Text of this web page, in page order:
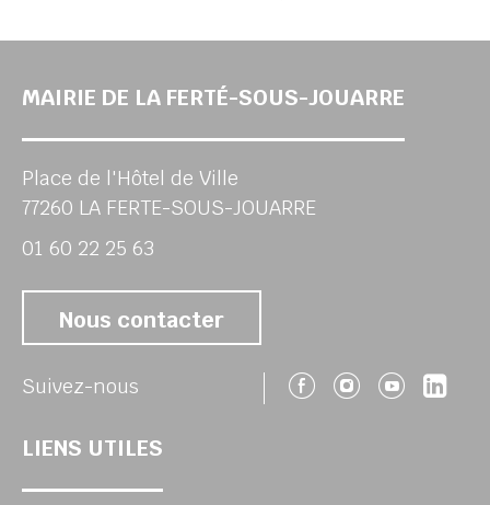
MAIRIE DE LA FERTÉ-SOUS-JOUARRE
Place de l'Hôtel de Ville
77260 LA FERTE-SOUS-JOUARRE
01 60 22 25 63
Nous contacter
Suivez-nous Suivez-nous
Suivez-
LIENS UTILES